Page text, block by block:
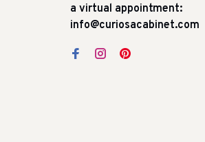
a virtual appointment:
info@curiosacabinet.com